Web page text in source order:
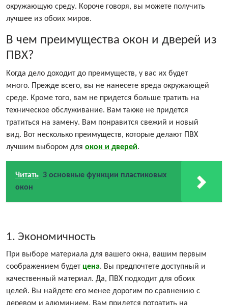
окружающую среду. Короче говоря, вы можете получить
лучшее из обоих миров.
В чем преимущества окон и дверей из
ПВХ?
Когда дело доходит до преимуществ, у вас их будет
много. Прежде всего, вы не нанесете вреда окружающей
среде. Кроме того, вам не придется больше тратить на
техническое обслуживание. Вам также не придется
тратиться на замену. Вам понравится свежий и новый
вид. Вот несколько преимуществ, которые делают ПВХ
лучшим выбором для окон и дверей.
Читать 3 основные функции пластиковых
окон
1. Экономичность
При выборе материала для вашего окна, вашим первым
соображением будет цена. Вы предпочтете доступный и
качественный материал. Да, ПВХ подходит для обоих
целей. Вы найдете его менее дорогим по сравнению с